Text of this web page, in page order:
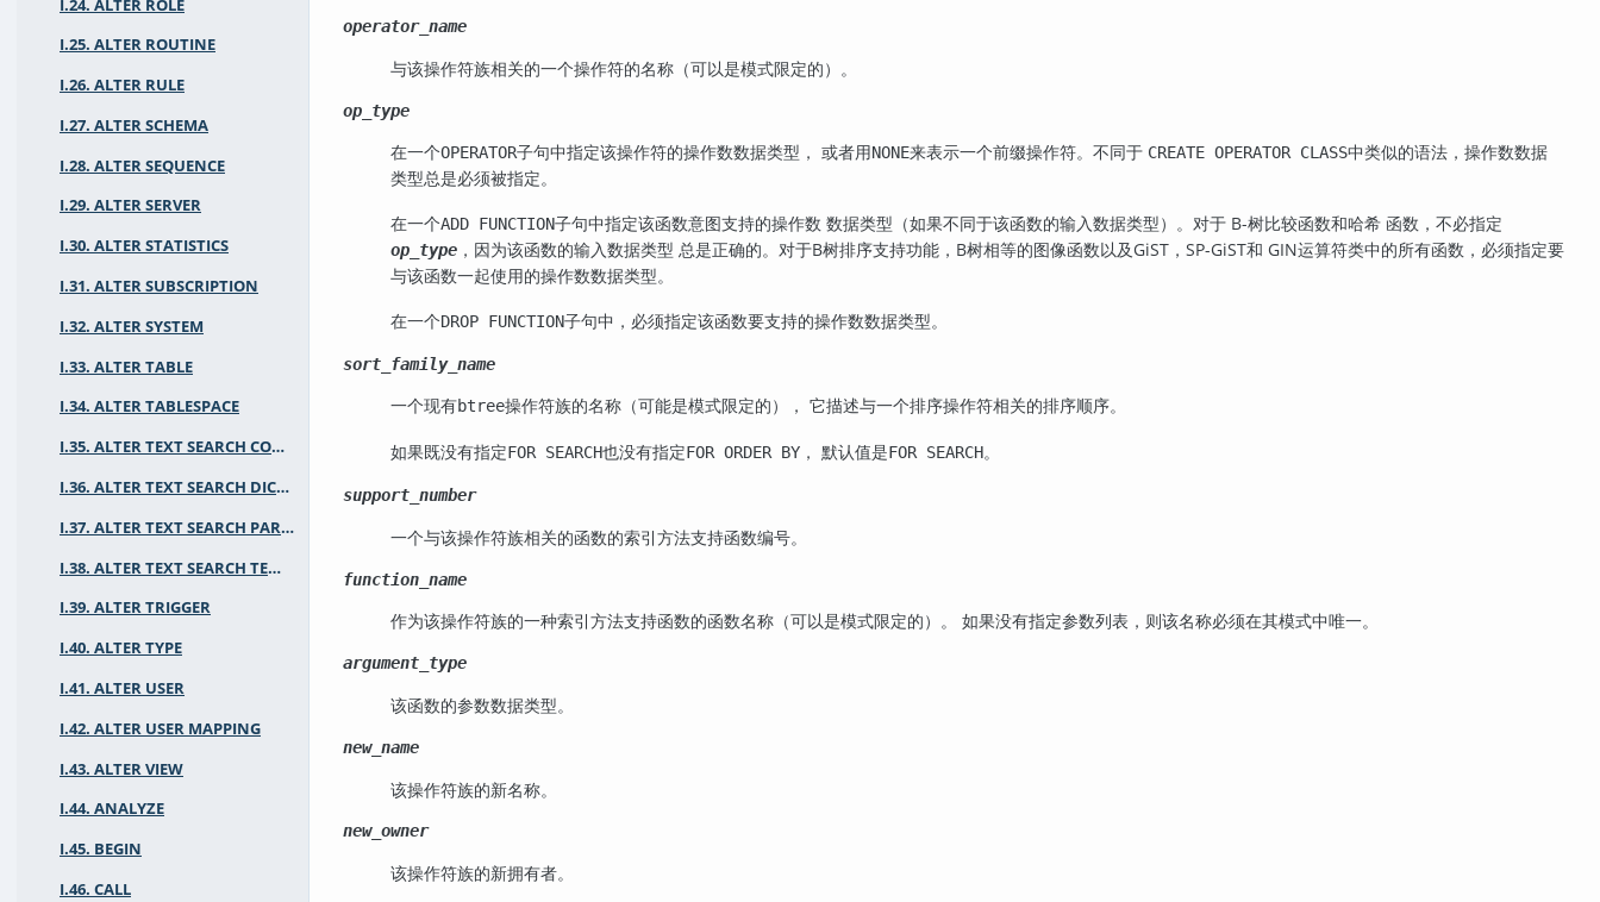
I.24. ALTER ROLE
I.25. ALTER ROUTINE
I.26. ALTER RULE
I.27. ALTER SCHEMA
I.28. ALTER SEQUENCE
I.29. ALTER SERVER
I.30. ALTER STATISTICS
I.31. ALTER SUBSCRIPTION
I.32. ALTER SYSTEM
I.33. ALTER TABLE
I.34. ALTER TABLESPACE
I.35. ALTER TEXT SEARCH CONFIGURATION
I.36. ALTER TEXT SEARCH DICTIONARY
I.37. ALTER TEXT SEARCH PARSER
I.38. ALTER TEXT SEARCH TEMPLATE
I.39. ALTER TRIGGER
I.40. ALTER TYPE
I.41. ALTER USER
I.42. ALTER USER MAPPING
I.43. ALTER VIEW
I.44. ANALYZE
I.45. BEGIN
I.46. CALL
operator_name
与该操作符族相关的一个操作符的名称（可以是模式限定的）。
op_type
在一个OPERATOR子句中指定该操作符的操作数数据类型， 或者用NONE来表示一个前缀操作符。不同于 CREATE OPERATOR CLASS中类似的语法，操作数数据
类型总是必须被指定。
在一个ADD FUNCTION子句中指定该函数意图支持的操作数 数据类型（如果不同于该函数的输入数据类型）。对于 B-树比较函数和哈希 函数，不必指定
op_type ，因为该函数的输入数据类型 总是正确的。对于B树排序支持功能，B树相等的图像函数以及GiST，SP-GiST和 GIN运算符类中的所有函数，必须指定要
与该函数一起使用的操作数数据类型。
在一个DROP FUNCTION子句中，必须指定该函数要支持的操作数数据类型。
sort_family_name
一个现有btree操作符族的名称（可能是模式限定的）， 它描述与一个排序操作符相关的排序顺序。
如果既没有指定FOR SEARCH也没有指定FOR ORDER BY ， 默认值是FOR SEARCH。
support_number
一个与该操作符族相关的函数的索引方法支持函数编号。
function_name
作为该操作符族的一种索引方法支持函数的函数名称（可以是模式限定的）。 如果没有指定参数列表，则该名称必须在其模式中唯一。
argument_type
该函数的参数数据类型。
new_name
该操作符族的新名称。
new_owner
该操作符族的新拥有者。